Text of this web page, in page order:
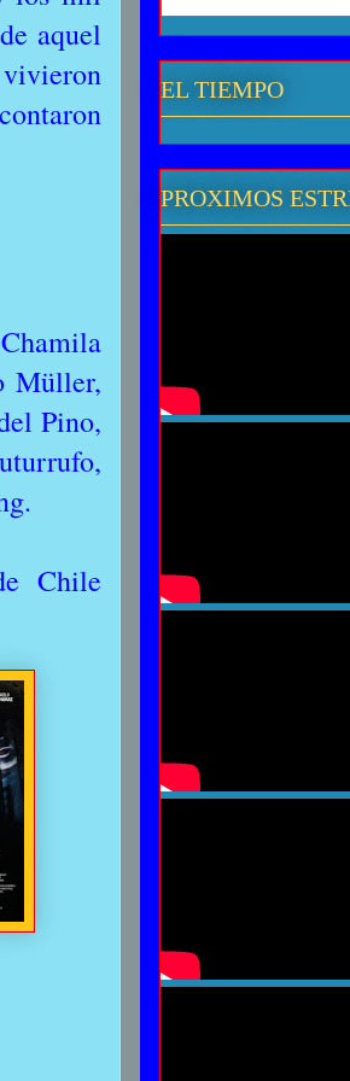
aquel
Müller,
Pino,
Chile
EL TIEMPO
PROXIMOS